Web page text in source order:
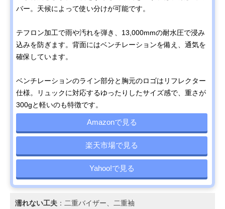
バー。天候によって使い分けが可能です。
テフロン加工で雨や汚れを弾き、13,000mmの耐水圧で浸み
込みを防ぎます。背面にはベンチレーションを備え、通気を
確保しています。
ベンチレーションのライン部分と胸元のロゴはリフレクター
仕様。リュックに対応するゆったりしたサイズ感で、重さが
300gと軽いのも特徴です。
Amazonで見る
楽天市場で見る
Yahoo!で見る
濡れない工夫 ：二重バイザー、二重袖